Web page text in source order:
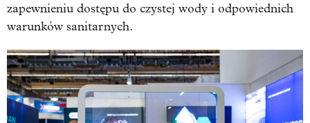
zapewnieniu dostępu do czystej wody i odpowiednich
warunków sanitarnych.